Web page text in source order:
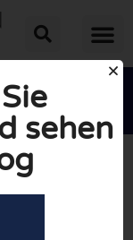
sehen